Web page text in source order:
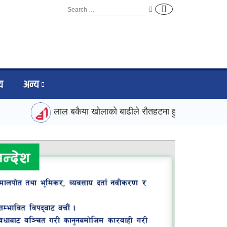
अन्य
लाल बकैया खोलाको बाढीले रौतहटमा हुलाकी राजमार्ग डुबायो,